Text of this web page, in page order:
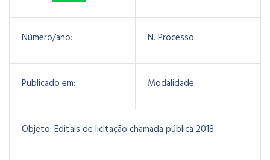
Número/ano: N. Processo:
Publicado em: Modalidade:
Objeto: Editais de licitação chamada pública 2018